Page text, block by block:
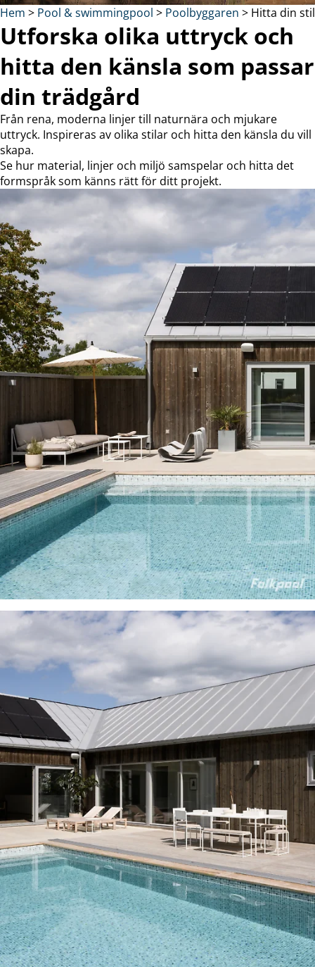
Hem > Pool & swimmingpool > Poolbyggaren > Hitta din stil
Utforska olika uttryck och
hitta den känsla som passar
din trädgård
Från rena, moderna linjer till naturnära och mjukare
uttryck. Inspireras av olika stilar och hitta den känsla du vill
skapa.
Se hur material, linjer och miljö samspelar och hitta det
formspråk som känns rätt för ditt projekt.